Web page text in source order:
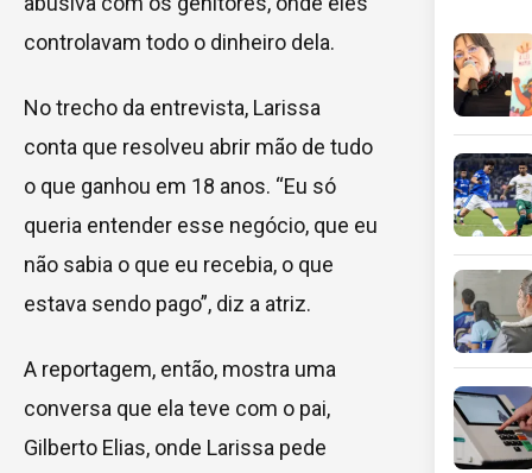
controlavam todo o dinheiro dela.
No trecho da entrevista, Larissa
conta que resolveu abrir mão de tudo
o que ganhou em 18 anos. “Eu só
queria entender esse negócio, que eu
não sabia o que eu recebia, o que
estava sendo pago”, diz a atriz.
A reportagem, então, mostra uma
conversa que ela teve com o pai,
Gilberto Elias, onde Larissa pede